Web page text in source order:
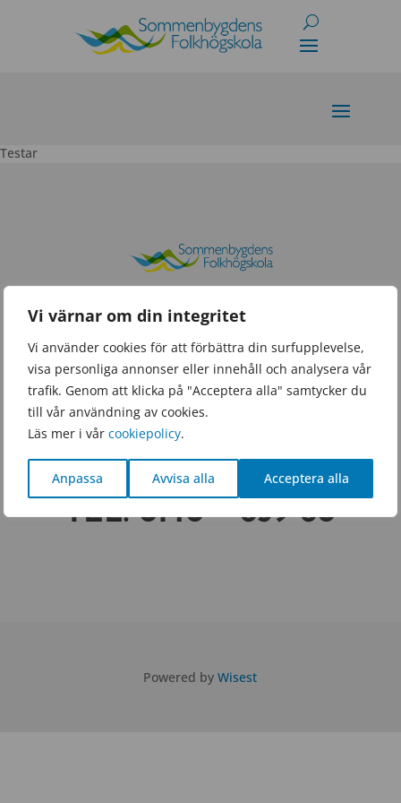
Vi värnar om din integritet
Vi använder cookies för att förbättra din surfupplevelse,
visa personliga annonser eller innehåll och analysera vår
trafik. Genom att klicka på "Acceptera alla" samtycker du
till vår användning av cookies.
Läs mer i vår cookiepolicy.
Anpassa Avvisa alla Acceptera alla
Testar
YDREVÄGEN 13
573 35 TRANÅS
INFO@SOMMENBY
GDENSFOLKHOGSK
OLA.SE
TEL.0140 – 659 60
Powered byWisest